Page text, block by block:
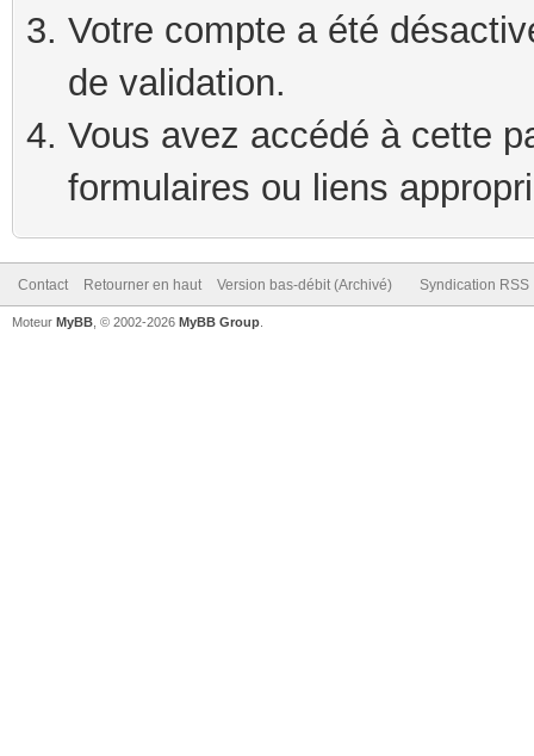
Votre compte a été
de validation.
Vous avez accédé à cette
formulaires ou liens
Contact Retourner en haut Version bas-débit (Archivé) Syndication RSS
Moteur MyBB , © 2002-2026 MyBB Group